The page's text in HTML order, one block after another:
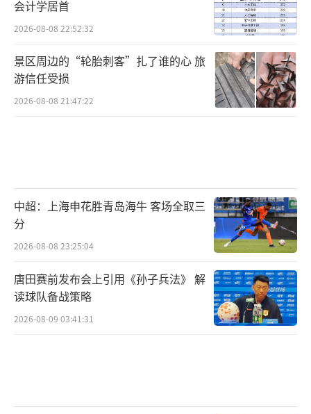
会计学居首
2026-08-08 22:52:32
景区周边的“轮胎刺客”扎了谁的心 旅
游信任受损
2026-08-08 21:47:22
中超：上海申花胜青岛海牛 客场全取三
分
2026-08-08 23:25:04
唐田赛前发布会上引用《孙子兵法》 解
读球队备战策略
2026-08-09 03:41:31